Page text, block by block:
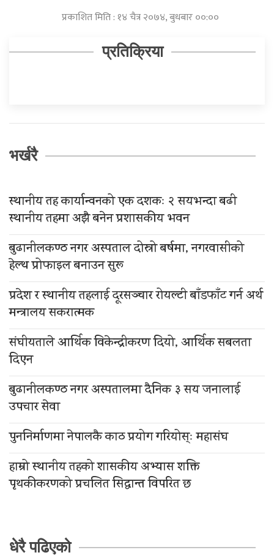
प्रकाशित मिति : १४ चैत्र २०७४, बुधबार ००:००
प्रतिक्रिया
भर्खरै
स्थानीय तह कार्यान्वनको एक दशकः २ सयभन्दा बढी
स्थानीय तहमा अझै बनेन प्रशासकीय भवन
बुढानीलकण्ठ नगर अस्पताल दोस्रो बर्षमा, नगरवासीको
हेल्थ प्रोफाइल बनाउन सुरू
प्रदेश र स्थानीय तहलाई दूरसञ्चार रोयल्टी बाँडफाँट गर्न अर्थ
मन्त्रालय सकरात्मक
संघीयताले आर्थिक विकेन्द्रीकरण दियो, आर्थिक सबलता
दिएन
बुढानीलकण्ठ नगर अस्पतालमा दैनिक ३ सय जनालाई
उपचार सेवा
पुननिर्माणमा नेपालकै काठ प्रयोग गरियोस्ः महासंघ
हाम्रो स्थानीय तहको शासकीय अभ्यास शक्ति
पृथकीकरणको प्रचलित सिद्धान्त विपरित छ
धेरै पढिएको